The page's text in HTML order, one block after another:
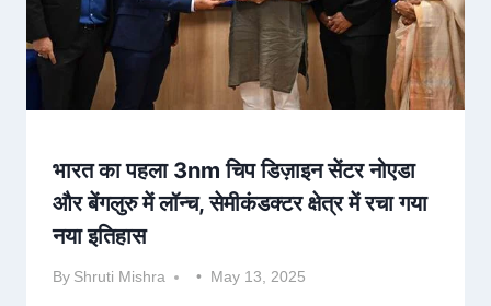
भारत का पहला 3nm चिप डिज़ाइन सेंटर नोएडा
और बेंगलुरु में लॉन्च, सेमीकंडक्टर क्षेत्र में रचा गया
नया इतिहास
By Shruti Mishra May 13, 2025